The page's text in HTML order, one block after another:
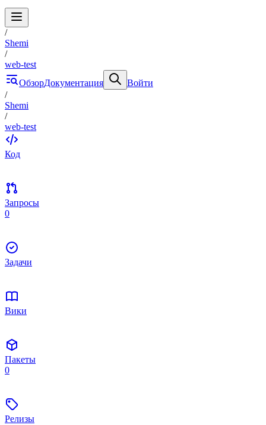
/
Shemi
/
web-test
ОбзорДокументация
Войти
/
Shemi
/
web-test
Код
Запросы
0
Задачи
Вики
Пакеты
0
Релизы